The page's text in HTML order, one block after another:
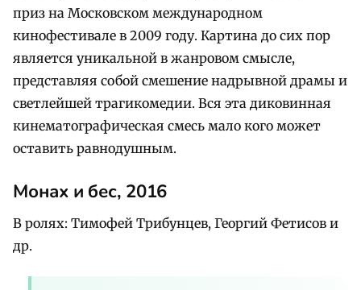
приз на Московском международном
кинофестивале в 2009 году. Картина до сих пор
является уникальной в жанровом смысле,
представляя собой смешение надрывной драмы и
светлейшей трагикомедии. Вся эта диковинная
кинематографическая смесь мало кого может
оставить равнодушным.
Монах и бес, 2016
В ролях: Тимофей Трибунцев, Георгий Фетисов и
др.